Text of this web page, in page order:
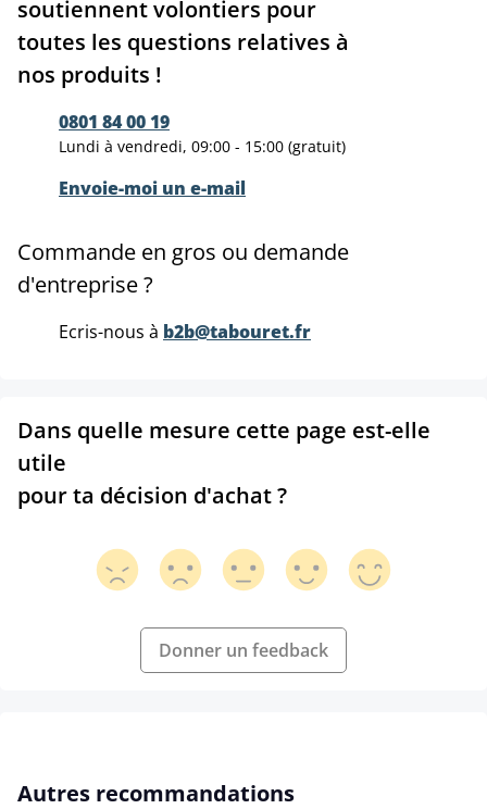
soutiennent volontiers pour
toutes les questions relatives à
nos produits !
0801 84 00 19
Lundi à vendredi, 09:00 - 15:00 (gratuit)
Envoie-moi un e-mail
Commande en gros ou demande
d'entreprise ?
Ecris-nous à b2b@tabouret.fr
Dans quelle mesure cette page est-elle
utile
pour ta décision d'achat ?
Donner un feedback
Ignorer la galerie de produits
Autres recommandations